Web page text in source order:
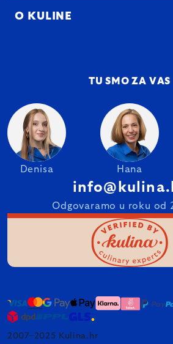
O KULINE
TU SMO ZA VAS
Denisa Hana
Odgovaramo u roku od
2007–2025 Kulina.hr